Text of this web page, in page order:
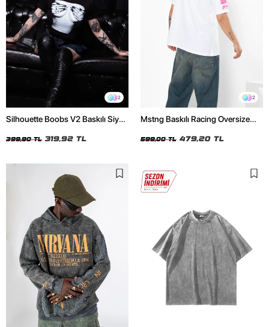
2
Silhouette Boobs V2 Baskılı Siyah
399,90 TL 319,92 TL
2
Mstng Baskılı Racing Oversize
599,00 TL 479,20 TL